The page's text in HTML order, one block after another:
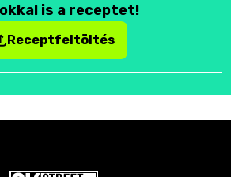
is a receptet!
Receptfeltöltés